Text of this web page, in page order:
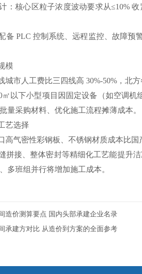
：核心区粒子浓度波动要求从≤10%
备 PLC 控制系统、远程监控、故障
模
城市人工费比三四线高 30%-50%，北
㎡以下小型项目因固定设备（如空调
量采购材料、优化施工流程摊薄成本。
艺选择
高气密性彩钢板、不锈钢材质成本比国
拼接、整体密封等精细化工艺能提升
多班组并行将增加施工成本。
造价测算要点 国内头部承建企业名录
承建方对比 从造价到方案的全面参考